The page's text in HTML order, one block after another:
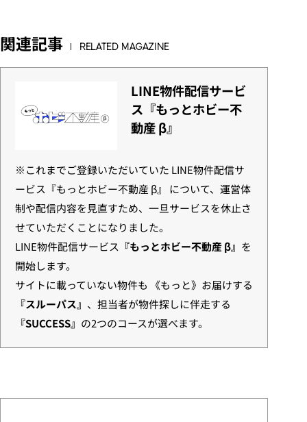
関連記事 RELATED MAGAZINE
LINE物件配信サービ
ス『もっとホビー不
動産 β』
※これまでご登録いただいていた LINE物件配信サ
ービス『もっとホビー不動産 β』 について、運営体
制や配信内容を見直すため、一旦サービスを休止さ
せていただくことになりました。
LINE物件配信サービス 『もっとホビー不動産 β』 を
開始します。
サイトに載っていない物件も 《もっと》お届けする
『スルーパス』 、担当者が物件探しに伴走する
『SUCCESS』 の2つのコースが選べます。